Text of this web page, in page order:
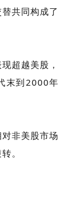
共同构成了
超越美股，
末到2000年
非美股市场
。